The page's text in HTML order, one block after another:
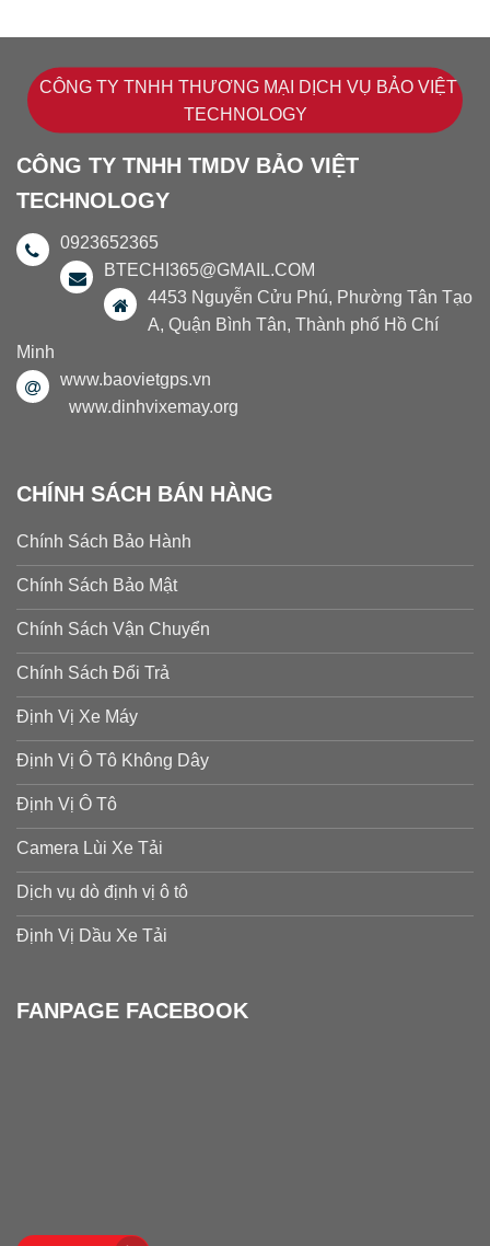
CÔNG TY TNHH THƯƠNG MẠI DỊCH VỤ BẢO VIỆT
TECHNOLOGY
CÔNG TY TNHH TMDV BẢO VIỆT
TECHNOLOGY
0923652365
BTECHI365@GMAIL.COM
4453 Nguyễn Cửu Phú, Phường Tân Tạo
A, Quận Bình Tân, Thành phố Hồ Chí
Minh
www.baovietgps.vn
www.dinhvixemay.org
CHÍNH SÁCH BÁN HÀNG
Chính Sách Bảo Hành
Chính Sách Bảo Mật
Chính Sách Vận Chuyển
Chính Sách Đổi Trả
Định Vị Xe Máy
Định Vị Ô Tô Không Dây
Định Vị Ô Tô
Camera Lùi Xe Tải
Dịch vụ dò định vị ô tô
Định Vị Dầu Xe Tải
FANPAGE FACEBOOK